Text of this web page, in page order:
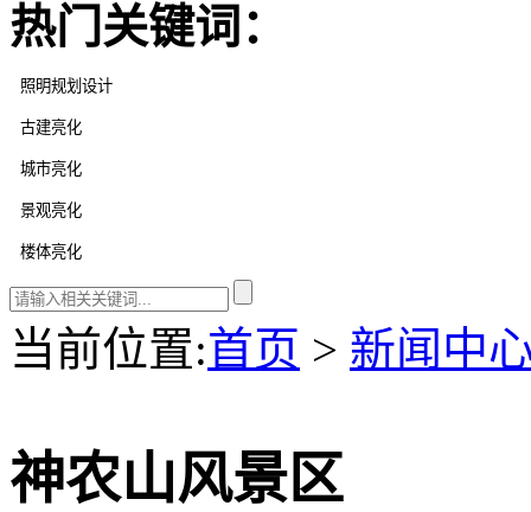
热门关键词：
当前位置:首页 > 新闻中
神农山风景区